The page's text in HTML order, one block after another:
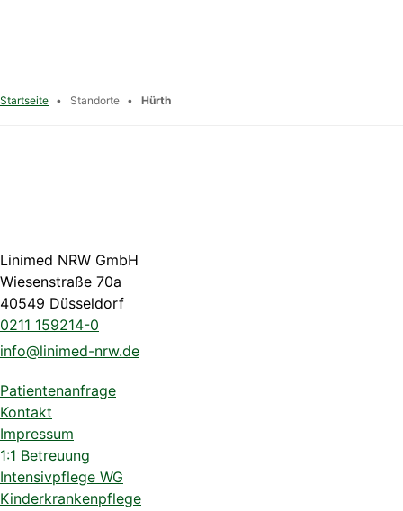
Startseite • Standorte • Hürth
Linimed NRW GmbH
Wiesenstraße 70a
40549 Düsseldorf
0211 159214-0
info@linimed-nrw.de
Patientenanfrage
Kontakt
Impressum
1:1 Betreuung
Intensivpflege WG
Kinderkrankenpflege